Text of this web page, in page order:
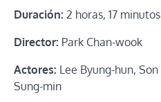
Duración: 2 horas, 17 minutos
Director: Park Chan-wook
Actores: Lee Byung-hun,
Sung-min